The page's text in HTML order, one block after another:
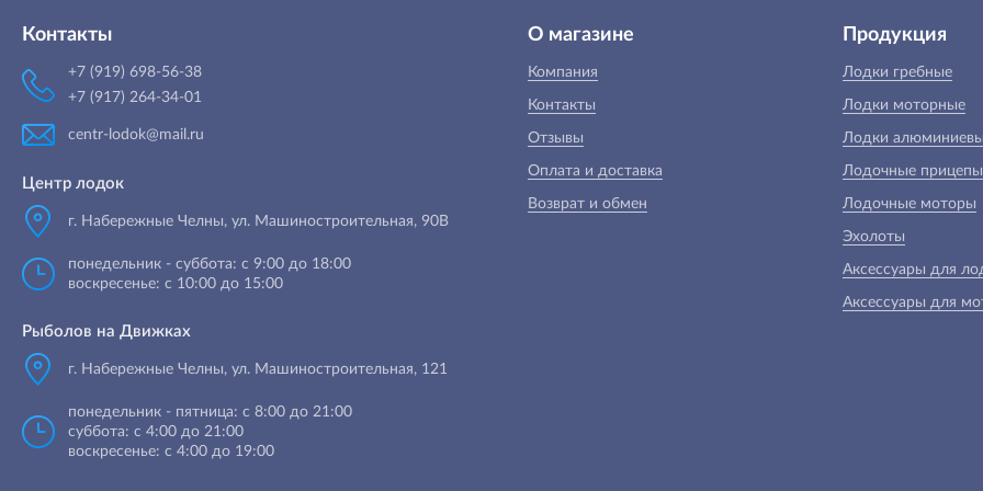
Контакты
+7 (919) 698-56-38
+7 (917) 264-34-01
centr-lodok@mail.ru
Центр лодок
г. Набережные Челны, ул. Машиностроительная, 90B
понедельник - суббота: с 9:00 до 18:00
воскресенье: с 10:00 до 15:00
Рыболов на Движках
г. Набережные Челны, ул. Машиностроительная, 121
понедельник - пятница: с 8:00 до 21:00
суббота: с 4:00 до 21:00
воскресенье: с 4:00 до 19:00
О магазине
Компания
Контакты
Отзывы
Оплата и доставка
Возврат и обмен
Продукция
Лодки гребные
Лодки моторные
Лодки
Лодочные прицепы
Лодочные моторы
Эхолоты
Аксессуары для
Аксессуары для